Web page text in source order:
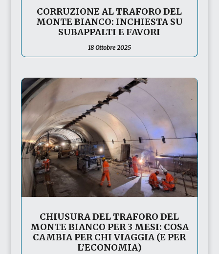
CORRUZIONE AL TRAFORO DEL
MONTE BIANCO: INCHIESTA SU
SUBAPPALTI E FAVORI
18 Ottobre 2025
CHIUSURA DEL TRAFORO DEL
MONTE BIANCO PER 3 MESI: COSA
CAMBIA PER CHI VIAGGIA (E PER
L’ECONOMIA)